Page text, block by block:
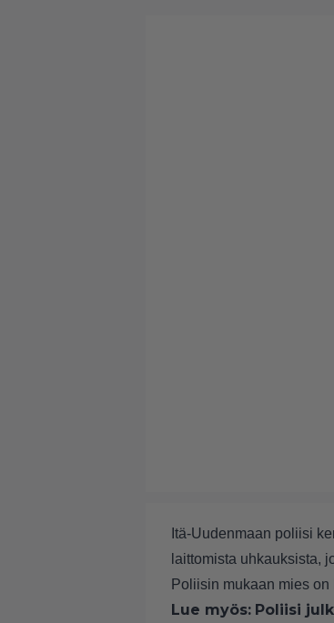
Itä-Uudenmaan poliisi
laittomista uhkauksista,
Poliisin mukaan mies
Lue myös: Poliisi